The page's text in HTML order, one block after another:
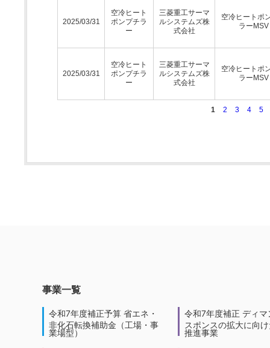
2025/03/31
空冷ヒート
ポンプチラ
ー
三菱重工サーマ
ルシステムズ株
式会社
空冷ヒートポ
ラーMSV
2025/03/31
空冷ヒート
ポンプチラ
ー
三菱重工サーマ
ルシステムズ株
式会社
空冷ヒートポ
ラーMSV
1 2 3 4 5
事業一覧
令和7年度補正予算 省エネ・
非化石転換補助金（工場・事
業場型）
令和7年度補正 ディマ
スポンスの拡大に向
推進事業